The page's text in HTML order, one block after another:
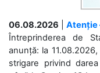
06.08.2026
Atenție
Întreprinderea de
anunță: la
strigare privind